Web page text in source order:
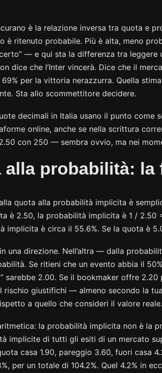
è la relazione inversa tra quota e
è ritenuto probabile. Più è alta, meno
— e qui sta la differenza tra leggere
dice che l’Inter vincerà. Dice che il
per la vittoria nerazzurra. Quella
Sta allo scommettitore decidere.
decimali in Italia usano il punto come
online, anche se nella scrittura
con 250 — sembra ovvio, ma nei
alla probabilità: la
quota alla probabilità implicita è
è 2.50, la probabilità implicita è 1 / 2.50
implicita è circa il 55.6%. Se la quota è
una direzione. Nell’altra — dalla
Se ritieni che un evento abbia il
sarebbe 2.00. Se il bookmaker offre 2.20
giustifichi — almeno secondo la
a quello che consideri il valore reale.
la probabilità implicita non è la
implicite di tutti gli esiti di un mercato
casa 1.90, pareggio 3.60, fuori casa
per un totale di 104.2%. Quel 4.2% in